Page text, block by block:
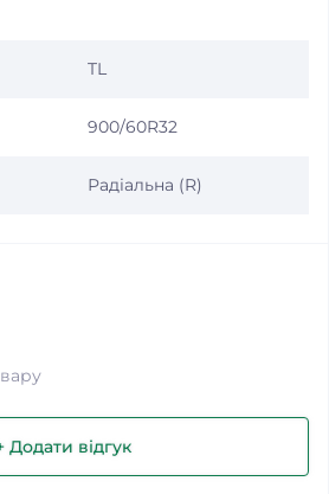
TL
900/60R32
Радіальна (R)
Додати відгук